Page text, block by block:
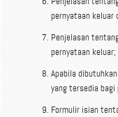
pernyataan keluar
Penjelasan
pernyataan keluar;
Apabila
yang tersedia bagi
Formulir isian